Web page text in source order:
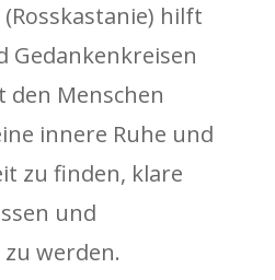
hilft
Gedankenkreisen
Menschen
innere Ruhe und
zu finden, klare
und
werden.